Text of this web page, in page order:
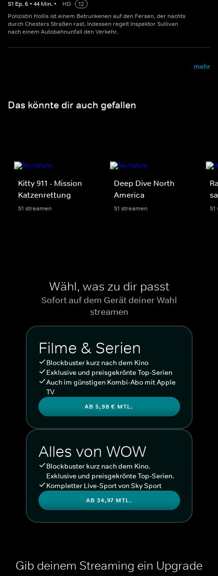
S1 Ep.6 • 44 Min. • HD
12
Polizistin Hollis ist einem Betrunkenen auf den Fersen, der nachts
durch Chesters Straßen rast. Indessen regelt Inspektor Sullivan
nach einem Autobahnunfall den Verkehr.
mehr
Das könnte dir auch gefallen
Kitty 911 - Mission
Katzenrettung
S1 streamen
Deep Dive North
America
S1 streamen
Wähl, was zu dir passt
Sofort auf dem Gerät deiner Wahl
streamen
Filme & Serien
Blockbuster kurz nach dem Kino
Exklusive und preisgekrönte Top-Serien
Auch im günstigen Kombi-Abo mit Apple
TV
AB 5,98 € MTL.
Alles von WOW
Blockbuster kurz nach dem Kino.
Exklusive und preisgekrönte Top-Serien.
Kompletter Live-Sport von Sky Sport
AB 34,97 MTL.
Gib deinem Streaming ein Upgrade